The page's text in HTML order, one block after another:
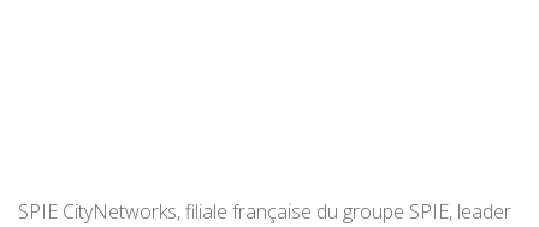
SPIE CityNetworks, filiale française du groupe SPIE, leader